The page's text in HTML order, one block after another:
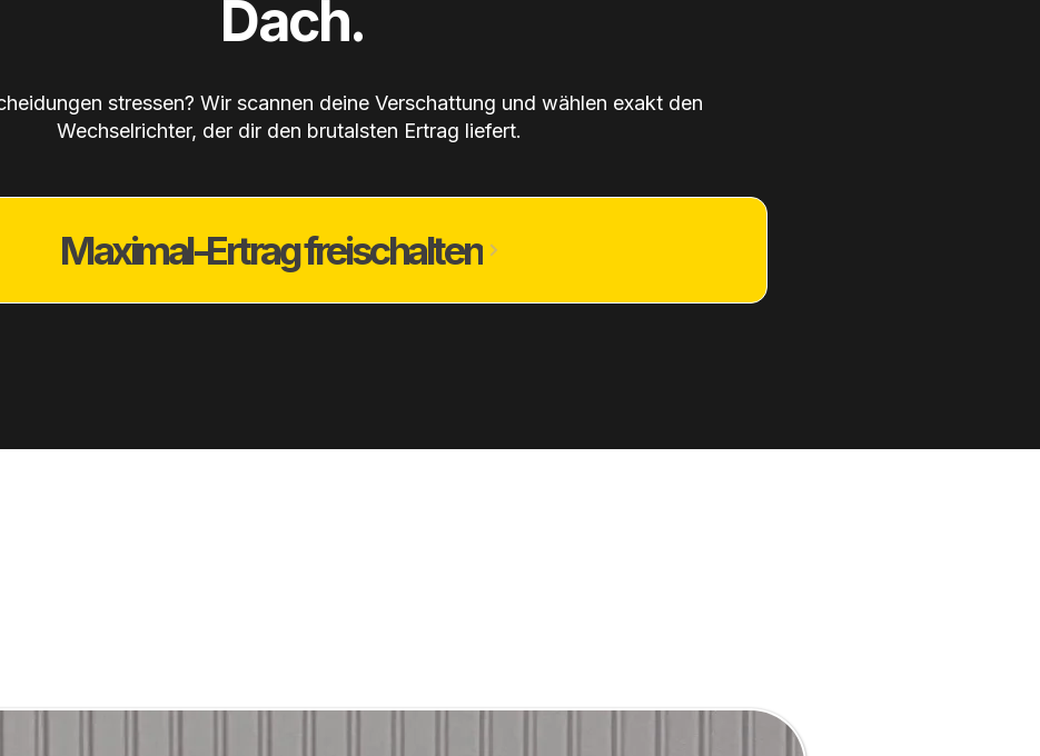
Dach.
stressen? Wir scannen deine Verschattung und wählen exakt den
Wechselrichter, der dir den brutalsten Ertrag liefert.
Maximal-Ertrag freischalten